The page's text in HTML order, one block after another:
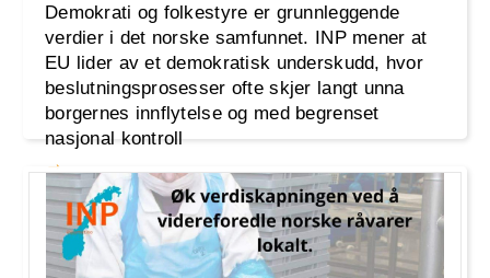
Demokrati og folkestyre er grunnleggende
verdier i det norske samfunnet. INP mener at
EU lider av et demokratisk underskudd, hvor
beslutningsprosesser ofte skjer langt unna
borgernes innflytelse og med begrenset
nasjonal kontroll